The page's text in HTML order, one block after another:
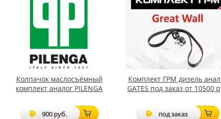
Колпачок маслосъёмный
комплект аналог PILENGA
900 руб.
Комплект ГРМ дизель
GATES под заказ от 10500
под заказ